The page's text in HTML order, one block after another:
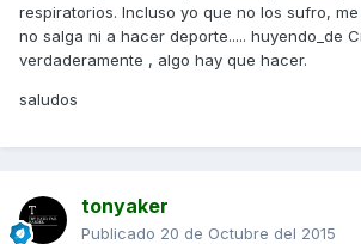
respiratorios. Incluso yo que no los sufro,
no salga ni a hacer deporte..... huyendo_de
verdaderamente , algo hay que hacer.
saludos
tonyaker
Publicado 20 de Octubre del 2015